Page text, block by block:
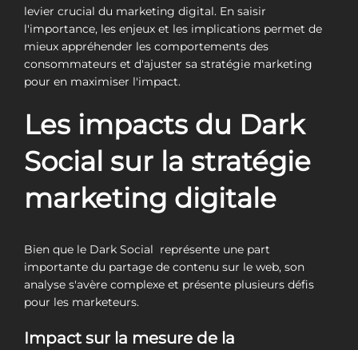
levier crucial du marketing digital. En saisir
l'importance, les enjeux et les implications permet de
mieux appréhender les comportements des
consommateurs et d'ajuster sa stratégie marketing
pour en maximiser l'impact.
Les impacts du Dark
Social sur la stratégie
marketing digitale
Bien que le Dark Social représente une part
importante du partage de contenu sur le web, son
analyse s'avère complexe et présente plusieurs défis
pour les marketeurs.
Impact sur la mesure de la